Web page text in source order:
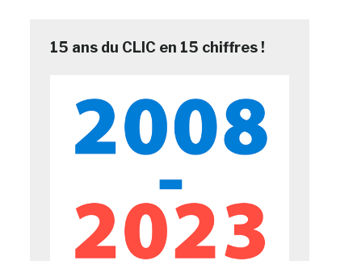
15 ans du CLIC en 15 chiffres !